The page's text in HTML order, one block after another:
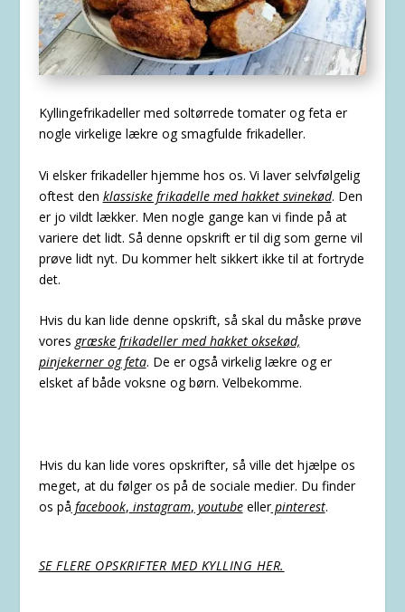
Kyllingefrikadeller med soltørrede tomater og feta er
nogle virkelige lækre og smagfulde frikadeller.
Vi elsker frikadeller hjemme hos os. Vi laver selvfølgelig
oftest den klassiske frikadelle med hakket svinekød. Den
er jo vildt lækker. Men nogle gange kan vi finde på at
variere det lidt. Så denne opskrift er til dig som gerne vil
prøve lidt nyt. Du kommer helt sikkert ikke til at fortryde
det.
Hvis du kan lide denne opskrift, så skal du måske prøve
vores græske frikadeller med hakket oksekød,
pinjekerner og feta. De er også virkelig lækre og er
elsket af både voksne og børn. Velbekomme.
Hvis du kan lide vores opskrifter, så ville det hjælpe os
meget, at du følger os på de sociale medier. Du finder
os på facebook, instagram, youtubeellerpinterest.
SE FLERE OPSKRIFTER MED KYLLING HER.